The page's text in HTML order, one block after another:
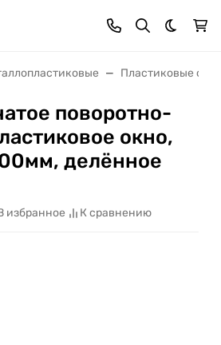
Темная
Пластиковые
поворотно-
окно,
делённое
избранное К сравнению